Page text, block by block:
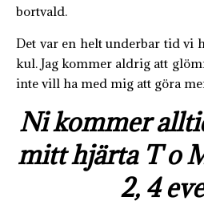
bortvald.
Det var en helt underbar tid vi
kul. Jag kommer aldrig att
inte vill ha med mig att göra
Ni kommer
mitt hjärta T o
2, 4